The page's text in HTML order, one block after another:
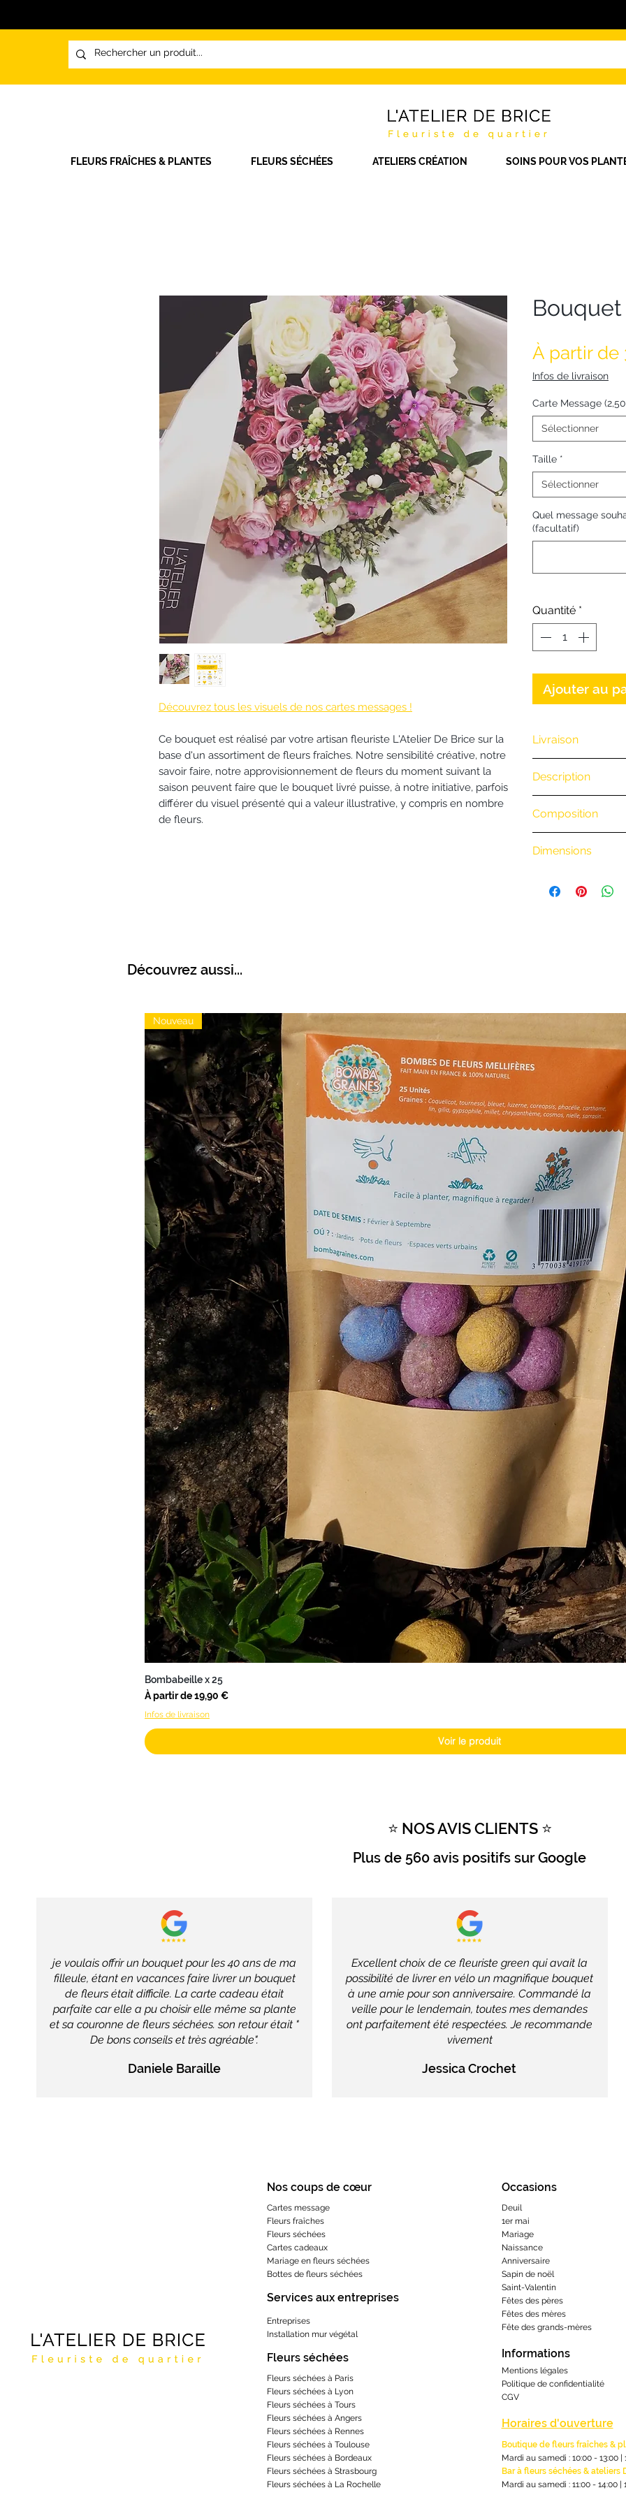
FLEURS FRAÎCHES & PLANTES FLEURS SÉCHÉES ATELIERS CRÉATION SOINS POUR VOS
Découvrez tous les visuels de nos cartes messages !
Ce bouquet est réalisé par votre artisan fleuriste L'Atelier De Brice sur la
base d'un assortiment de fleurs fraîches. Notre sensibilité créative, notre
savoir faire, notre approvisionnement de fleurs du moment suivant la
saison peuvent faire que le bouquet livré puisse, à notre initiative, parfois
différer du visuel présenté qui a valeur illustrative, y compris en nombre
de fleurs.
Bouquet
À partir de
Infos de livraison
Carte Message
Sélectionner
Taille *
Sélectionner
Quel message
(facultatif)
Quantité *
Ajouter au
Livraison
(Exclusivité Web
commande par
• Retrait en
• Livraison à
BiciCouriers :
0 à 3 km : 8 €
3 à 6 km : 15 €
la France 🇫🇷
Informations sur
Pour lesfleurs
L’Atelier de
Pour les
fraîches),
délais
soit2 à 4 jours
Livraison
Tout savoir sur la
Description
Composition
Dimensions
Découvrez aussi...
Nouveau
Bombabeille x 25
À partir de19,90 €
Prix promotionnel
Infos de livraison
Voir le produit
⭐ NOS AVIS CLIENTS ⭐
Plus de560 avis positifssur Google
je voulais offrir un bouquet pour les 40 ans de ma
filleule, étant en vacances faire livrer un bouquet
de fleurs était difficile. La carte cadeau était
parfaite car elle a pu choisir elle même sa plante
et sa couronne de fleurs séchées. son retour était "
De bons conseils et très agréable".
Daniele Baraille
Excellent choix de ce fleuriste green qui avait la
possibilité de livrer en vélo un magnifique bouquet
à une amie pour son anniversaire. Commandé la
veille pour le lendemain, toutes mes demandes
ont parfaitement été respectées. Je recommande
vivement
Jessica Crochet
Nos coups de cœur
Cartes message
Fleurs fraîches
Fleurs séchées
Cartes cadeaux
Mariage en fleurs séchées
Bottes de fleurs séchées
Services aux entreprises
Entreprises
Installation mur végétal
Fleurs séchées
Fleurs séchées à Paris
Fleurs séchées à Lyon
Fleurs séchées à Tours
Fleurs séchées à Angers
Fleurs séchées à Rennes
Fleurs séchées à Toulouse
Fleurs séchées à Bordeaux
Fleurs séchées à Strasbourg
Fleurs séchées à La Rochelle
Occasions
Deuil
1er mai
Mariage
Naissance
Anniversaire
Sapin de noël
Saint-Valentin
Fêtes des pères
Fêtes des mères
​Fête des grands-mères
Informations
Mentions légales
Politique de confidentialité
CGV
Horaires d'ouverture
Boutique de fleurs fraîches &
Mardi au samedi : 10:00 - 13:00 |
Bar à fleurs séchées & ateliers
Mardi au samedi : 11:00 - 14:00 |